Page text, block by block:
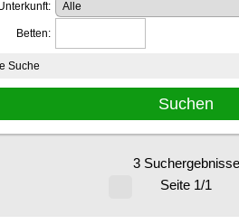
Betten:
Suche
3 Suchergebnisse
Seite 1/1